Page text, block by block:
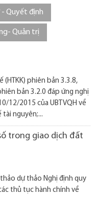
Quyết định
Quản trị
phiên bản 3.3.8,
bản 3.2.0 đáp ứng nghị
12/2015 của UBTVQH về
nguyên;...
trong giao dịch đất
dự thảo Nghị định quy
thủ tục hành chính về